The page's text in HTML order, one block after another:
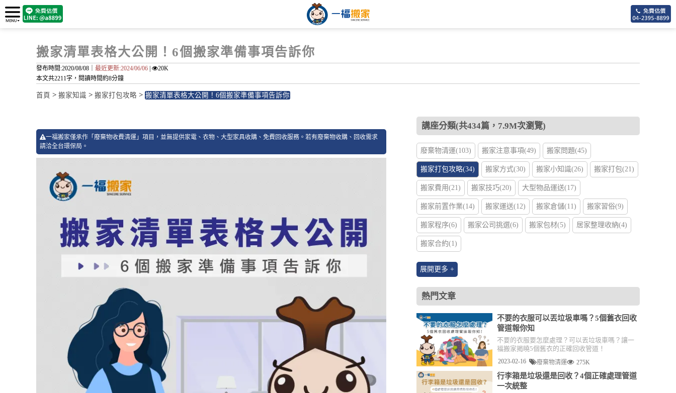
搬家清單表格大公開！6個搬家準備事項告訴你
發布時間:2020/08/08｜ 最近更新:2024/06/06
20K
本文共2211字，閱讀時間約8分鐘
首頁 > 搬家知識 > 搬家打包攻略 > 搬家清單表格大公開！6個搬家準備事項告訴你
一福搬家僅承作「廢棄物收費清運」項目，並無提供家電、衣物、大型家具收購、免費回收服務。若有廢棄物收購、回收需求
請洽全台環保局。
講座分類(共434篇，7.9M次瀏覽)
廢棄物清運(103) 搬家注意事項(49) 搬家問題(45)
搬家打包攻略(34) 搬家方式(30) 搬家小知識(26) 搬家打包(21)
搬家費用(21) 搬家技巧(20) 大型物品運送(17)
搬家前置作業(14) 搬家運送(12) 搬家倉儲(11) 搬家習俗(9)
搬家程序(6) 搬家公司挑選(6) 搬家包材(5) 居家整理收納(4)
搬家合約(1)
展開更多 +
熱門文章
不要的衣服可以丟垃圾車嗎？5個舊衣回收
管道報你知
不要的衣服要怎麼處理？可以丟垃圾車嗎？讓一
福搬家揭曉5個舊衣的正確回收管道！
2023-02-16 廢棄物清運 275K
行李箱是垃圾還是回收？4個正確處理管道
一次統整